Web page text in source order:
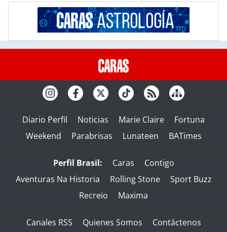
Diario Perfil Noticias Marie Claire
Fortuna
Weekend
Parabrisas Lunateen BATimes
Perfil Brasil: Caras
Contigo
Aventuras Na Historia
Rolling Stone
Sport Buzz
Recreio
Maxima
Canales RSS Quienes Somos Contáctenos